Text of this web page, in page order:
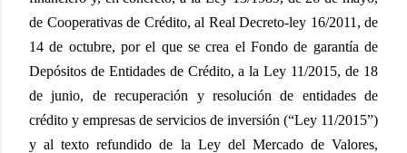
de Cooperativas de Crédito, al Real Decreto-ley 16/2011, de
14 de octubre, por el que se crea el Fondo de garantía de
Depósitos de Entidades de Crédito, a la Ley 11/2015, de 18
de junio, de recuperación y resolución de entidades de
crédito y empresas de servicios de inversión (“Ley 11/2015”)
y al texto refundido de la Ley del Mercado de Valores,